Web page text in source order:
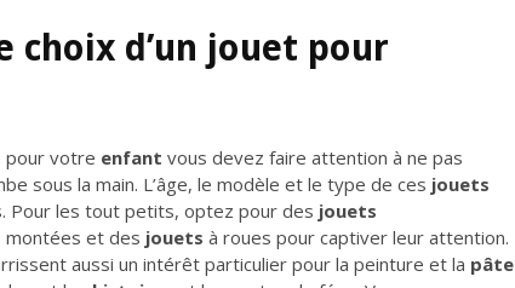
choix d’un jouet pour
pour votre enfant vous devez faire attention à ne pas
sous la main. L’âge, le modèle et le type de ces jouets
Pour les tout petits, optez pour des jouets
montées et des jouets à roues pour captiver leur attention.
aussi un intérêt particulier pour la peinture et la pâte